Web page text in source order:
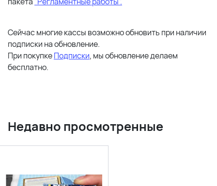
Сейчас многие кассы возможно обновить при наличии
подписки на обновление.
При покупкеПодписки, мы обновление делаем
бесплатно.
Недавно просмотренные